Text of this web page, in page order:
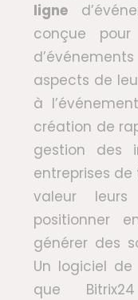
ligne
conçue
aspects de
à
création de
gestion des
entreprises
valeur
positionner
générer des
Un logiciel de
que